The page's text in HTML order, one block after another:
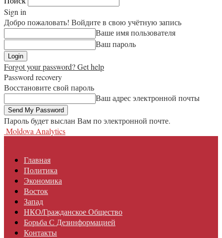
Sign in
Добро пожаловать! Войдите в свою учётную запись
Ваше имя пользователя
Ваш пароль
Forgot your password? Get help
Password recovery
Восстановите свой пароль
Ваш адрес электронной почты
Пароль будет выслан Вам по электронной почте.
Moldova Analytics
Главная
Политика
Экономика
Восток
Запад
НКО/гражданское Общество
Борьба С Дезинформацией
Контакты